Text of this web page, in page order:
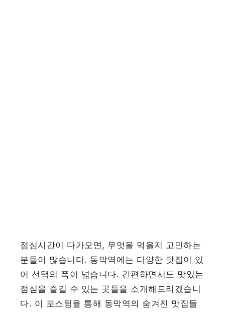
점심시간이 다가오면, 무엇을 먹을지 고민하는
분들이 많습니다. 동막역에는 다양한 맛집이 있
어 선택의 폭이 넓습니다. 간편하면서도 맛있는
점심을 즐길 수 있는 곳들을 소개해드리겠습니
다. 이 포스팅을 통해 동막역의 숨겨진 맛집들